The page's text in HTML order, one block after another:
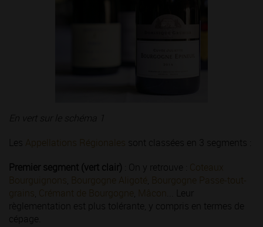
En vert sur le schéma 1
Les Appellations Régionales sont classées en 3 segments :
Premier segment (vert clair) : On y retrouve : Coteaux
Bourguignons Bourgogne Aligoté Bourgogne Passe-tout-
grains Crémant de Bourgogne Mâcon
... Leur
règlementation est plus tolérante, y compris en termes de
cépage.